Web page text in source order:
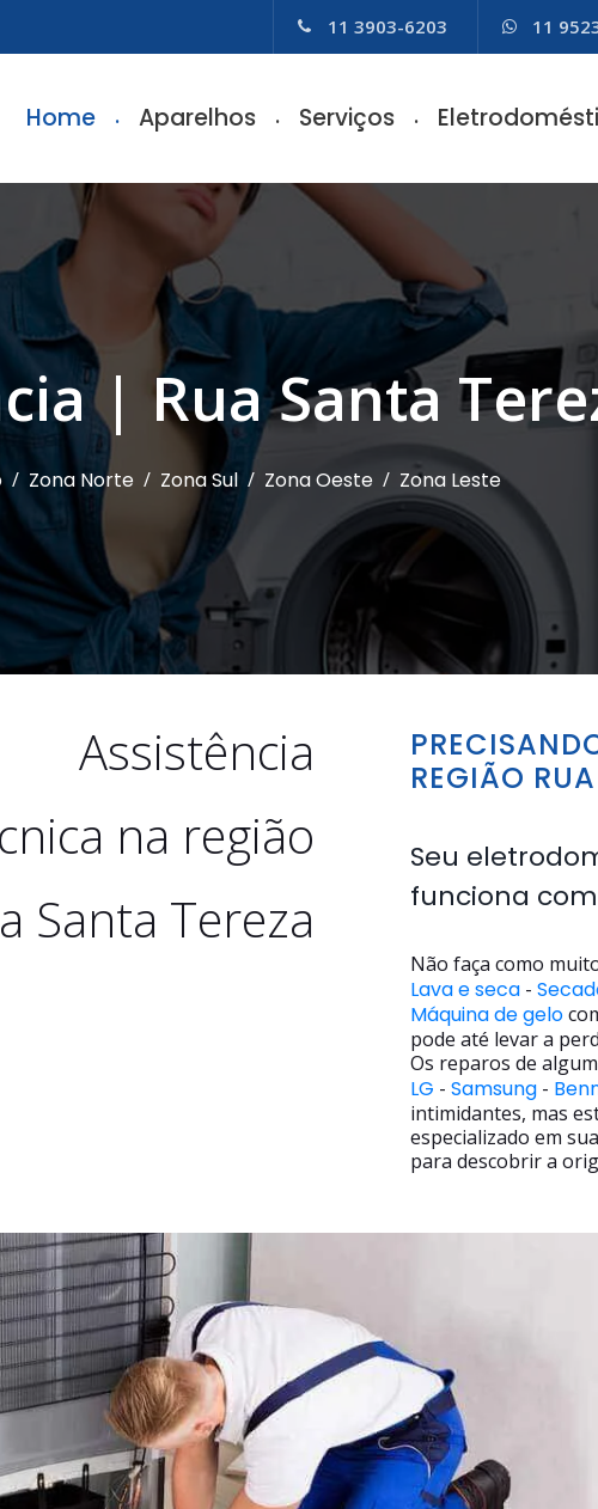
11 3903-6203 11
Home Aparelhos Serviços
| Rua Santa
/ Zona Norte / Zona Sul / Zona Oeste / Zona Leste
Assistência
na região
Santa Tereza
REGIÃO
Seu
funciona
Não faça como
Lava e seca-
Máquina de gelo
pode até levar a
Os reparos de
LG - Samsung-
intimidantes, mas
especializado em
para descobrir a